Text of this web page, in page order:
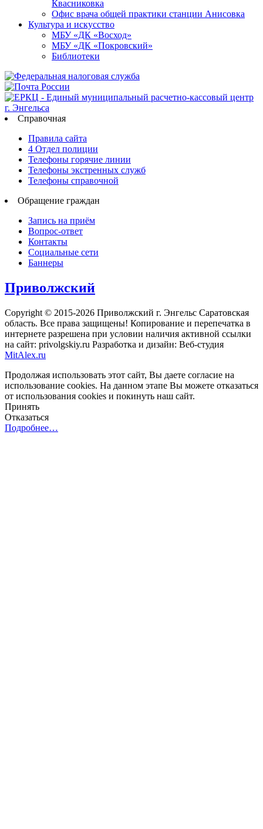
Квасниковка
Офис врача общей практики станции Анисовка
Культура и искусство
МБУ «ДК «Восход»
МБУ «ДК «Покровский»
Библиотеки
Справочная
Правила сайта
4 Отдел полиции
Телефоны горячие линии
Телефоны экстренных служб
Телефоны справочной
Обращение граждан
Запись на приём
Вопрос-ответ
Контакты
Социальные сети
Баннеры
Приволжский
Copyright © 2015-2026 Приволжский г. Энгельс Саратовская
область. Все права защищены! Копирование и перепечатка в
интернете разрешена при условии наличия активной ссылки
на сайт: privolgskiy.ru Разработка и дизайн: Веб-студия
MitAlex.ru
Продолжая использовать этот сайт, Вы даете согласие на
использование cookies. На данном этапе Вы можете отказаться
от использования cookies и покинуть наш сайт.
Принять
Отказаться
Подробнее…